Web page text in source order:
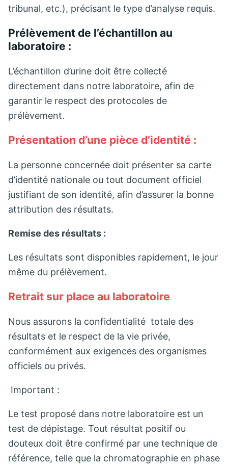
tribunal, etc.), précisant le type d’analyse requis.
Prélèvement de l’échantillon au
laboratoire :
L’échantillon d’urine doit être collecté
directement dans notre laboratoire, afin de
garantir le respect des protocoles de
prélèvement.
Présentation d’une pièce d’identité :
La personne concernée doit présenter sa carte
d’identité nationale ou tout document officiel
justifiant de son identité, afin d’assurer la bonne
attribution des résultats.
Remise des résultats :
Les résultats sont disponibles rapidement, le jour
même du prélèvement.
Retrait sur place au laboratoire
Nous assurons la confidentialité totale des
résultats et le respect de la vie privée,
conformément aux exigences des organismes
officiels ou privés.
Important :
Le test proposé dans notre laboratoire est un
test de dépistage. Tout résultat positif ou
douteux doit être confirmé par une technique de
référence, telle que la chromatographie en phase